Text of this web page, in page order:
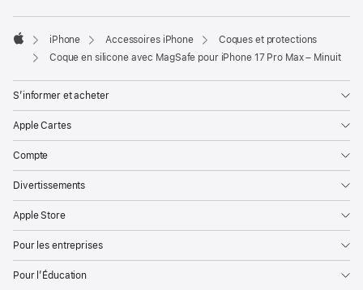
Apple
iPhone Accessoires iPhone
Coques et protections
Coque en silicone avec MagSafe pour iPhone 17 Pro Max – Minuit
S’informer et acheter
Apple Cartes
Compte
Divertissements
Apple Store
Pour les entreprises
Pour l’Éducation